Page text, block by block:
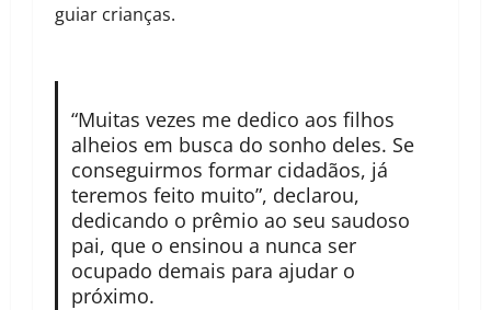
guiar crianças.
“Muitas vezes me dedico aos filhos
alheios em busca do sonho deles. Se
conseguirmos formar cidadãos, já
teremos feito muito”, declarou,
dedicando o prêmio ao seu saudoso
pai, que o ensinou a nunca ser
ocupado demais para ajudar o
próximo.